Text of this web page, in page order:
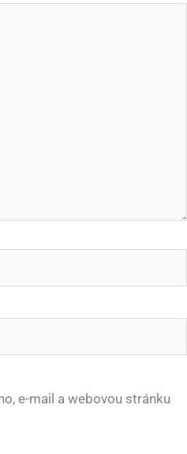
e-mail a webovou stránku